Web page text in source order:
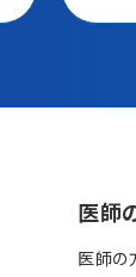
医師
医師の